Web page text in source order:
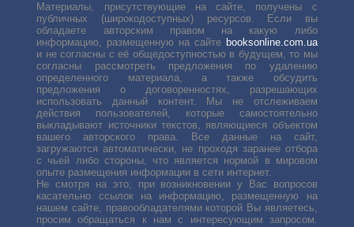
Материалы, присутствующие на сайте, получены с
публичных (широкодоступных) ресурсов. Если вы
обладаете авторским правом на какую либо
информацию, размещенную на сайте booksonline.com.ua
и не согласны с её общедоступностью в будущем, то мы
согласны рассмотреть предложения по удалению
определенного материала, а также обсудить
предложения о договоренностях, разрешающих
использовать данный контент. Мы не отслеживаем
действия пользователей, которые самостоятельно
выкладывают источники текстов, являющиеся объектом
вашего авторского права. Все данные на сайт,
загружаются автоматически, не проходя заранее отбора
с чьей либо стороны, что является нормой в мировом
опыте размещения информации в сети интернет.
Не смотря на это, при возникновении у Вас вопросов
касательно ссылок на информацию, размещенную на
нашем сайте, правообладателями которой Вы являетесь,
просим обращаться к нам с интересующим запросом.